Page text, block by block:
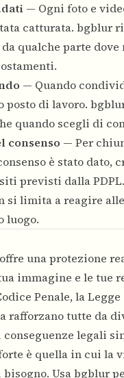
— Ogni foto e
catturata. bgblur
qualche parte
— Quando
di lavoro.
quando scegli di
consenso — Per
è stato dato,
previsti dalla PDPL.
si limita a reagire
luogo.
una protezione
immagine e le tue
Penale, la
rafforzano tutte da
legali
è quella in cui la
Usa bgblur